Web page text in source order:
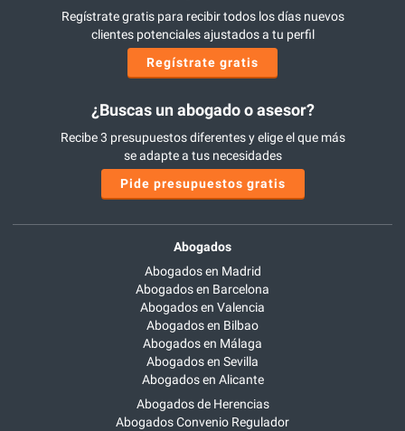
Regístrate gratis para recibir todos los días nuevos
clientes potenciales ajustados a tu perfil
Regístrate gratis
¿Buscas un abogado o asesor?
Recibe 3 presupuestos diferentes y elige el que más
se adapte a tus necesidades
Pide presupuestos gratis
Abogados
Abogados en Madrid
Abogados en Barcelona
Abogados en Valencia
Abogados en Bilbao
Abogados en Málaga
Abogados en Sevilla
Abogados en Alicante
Abogados de Herencias
Abogados Convenio Regulador